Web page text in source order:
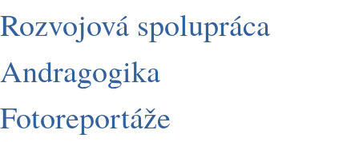
Rozvojová spolupráca
Andragogika
Fotoreportáže